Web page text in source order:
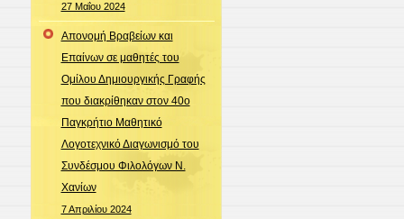
27 Μαΐου 2024
Απονομή Βραβείων και
Επαίνων σε μαθητές του
Ομίλου Δημιουργικής Γραφής
που διακρίθηκαν στον 40ο
Παγκρήτιο Μαθητικό
Λογοτεχνικό Διαγωνισμό του
Συνδέσμου Φιλολόγων Ν.
Χανίων
7 Απριλίου 2024